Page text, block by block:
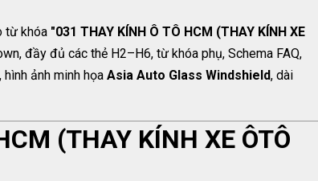
từ khóa "031 THAY KÍNH Ô TÔ HCM (THAY KÍNH XE
đầy đủ các thẻ H2–H6, từ khóa phụ, Schema FAQ,
ảnh minh họa Asia Auto Glass Windshield, dài
(THAY KÍNH XE ÔTÔ